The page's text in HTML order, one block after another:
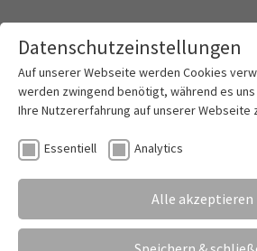
Ausbildungsbörse 2025: Neue
LEBK
Fabian Dietrich
Volle Flure, spannende
Datenschutzeinstellungen
Auf unserer Webseite werden Cookies
werden zwingend benötigt, während es
Ihre Nutzererfahrung auf unserer Webseite
Essentiell Analytics
Alle akzeptieren